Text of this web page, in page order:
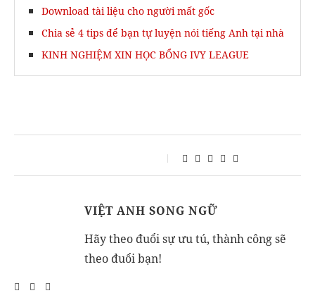
Download tài liệu cho người mất gốc
Chia sẻ 4 tips để bạn tự luyện nói tiếng Anh tại nhà
KINH NGHIỆM XIN HỌC BỔNG IVY LEAGUE
VIỆT ANH SONG NGỮ
Hãy theo đuổi sự ưu tú, thành công sẽ
theo đuổi bạn!